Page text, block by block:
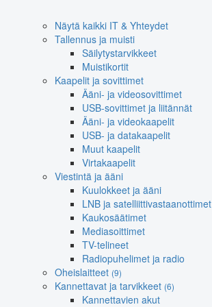
Näytä kaikki IT & Yhteydet
Tallennus ja muisti
Säilytystarvikkeet
Muistikortit
Kaapelit ja sovittimet
Ääni- ja videosovittimet
USB-sovittimet ja liitännät
Ääni- ja videokaapelit
USB- ja datakaapelit
Muut kaapelit
Virtakaapelit
Viestintä ja ääni
Kuulokkeet ja ääni
LNB ja satelliittivastaanottimet
Kaukosäätimet
Mediasoittimet
TV-telineet
Radiopuhelimet ja radio
Oheislaitteet (9)
Kannettavat ja tarvikkeet (6)
Kannettavien akut